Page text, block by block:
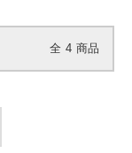
全 4 商品